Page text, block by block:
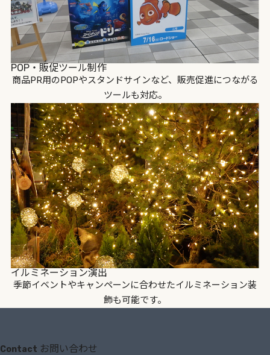
POP・販促ツール制作
商品PR用のPOPやスタンドサインなど、販売促進につながる
ツールも対応。
イルミネーション演出
季節イベントやキャンペーンに合わせたイルミネーション装
飾も可能です。
Contact お問い合わせ